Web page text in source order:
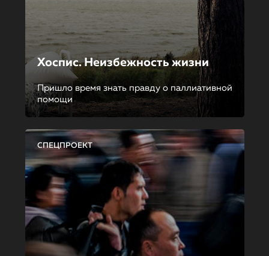
Хоспис. Неизбежность жизни
Пришло время знать правду о паллиативной
помощи
СПЕЦПРОЕКТ